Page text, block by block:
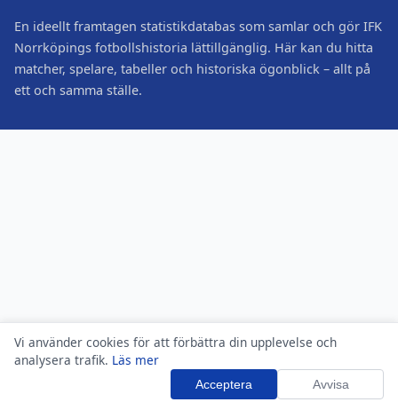
Vi använder cookies för att förbättra din upplevelse och
analysera trafik. Läs mer
Acceptera Avvisa
En ideellt framtagen statistikdatabas som samlar och gör IFK
Norrköpings fotbollshistoria lättillgänglig. Här kan du hitta
matcher, spelare, tabeller och historiska ögonblick – allt på
ett och samma ställe.